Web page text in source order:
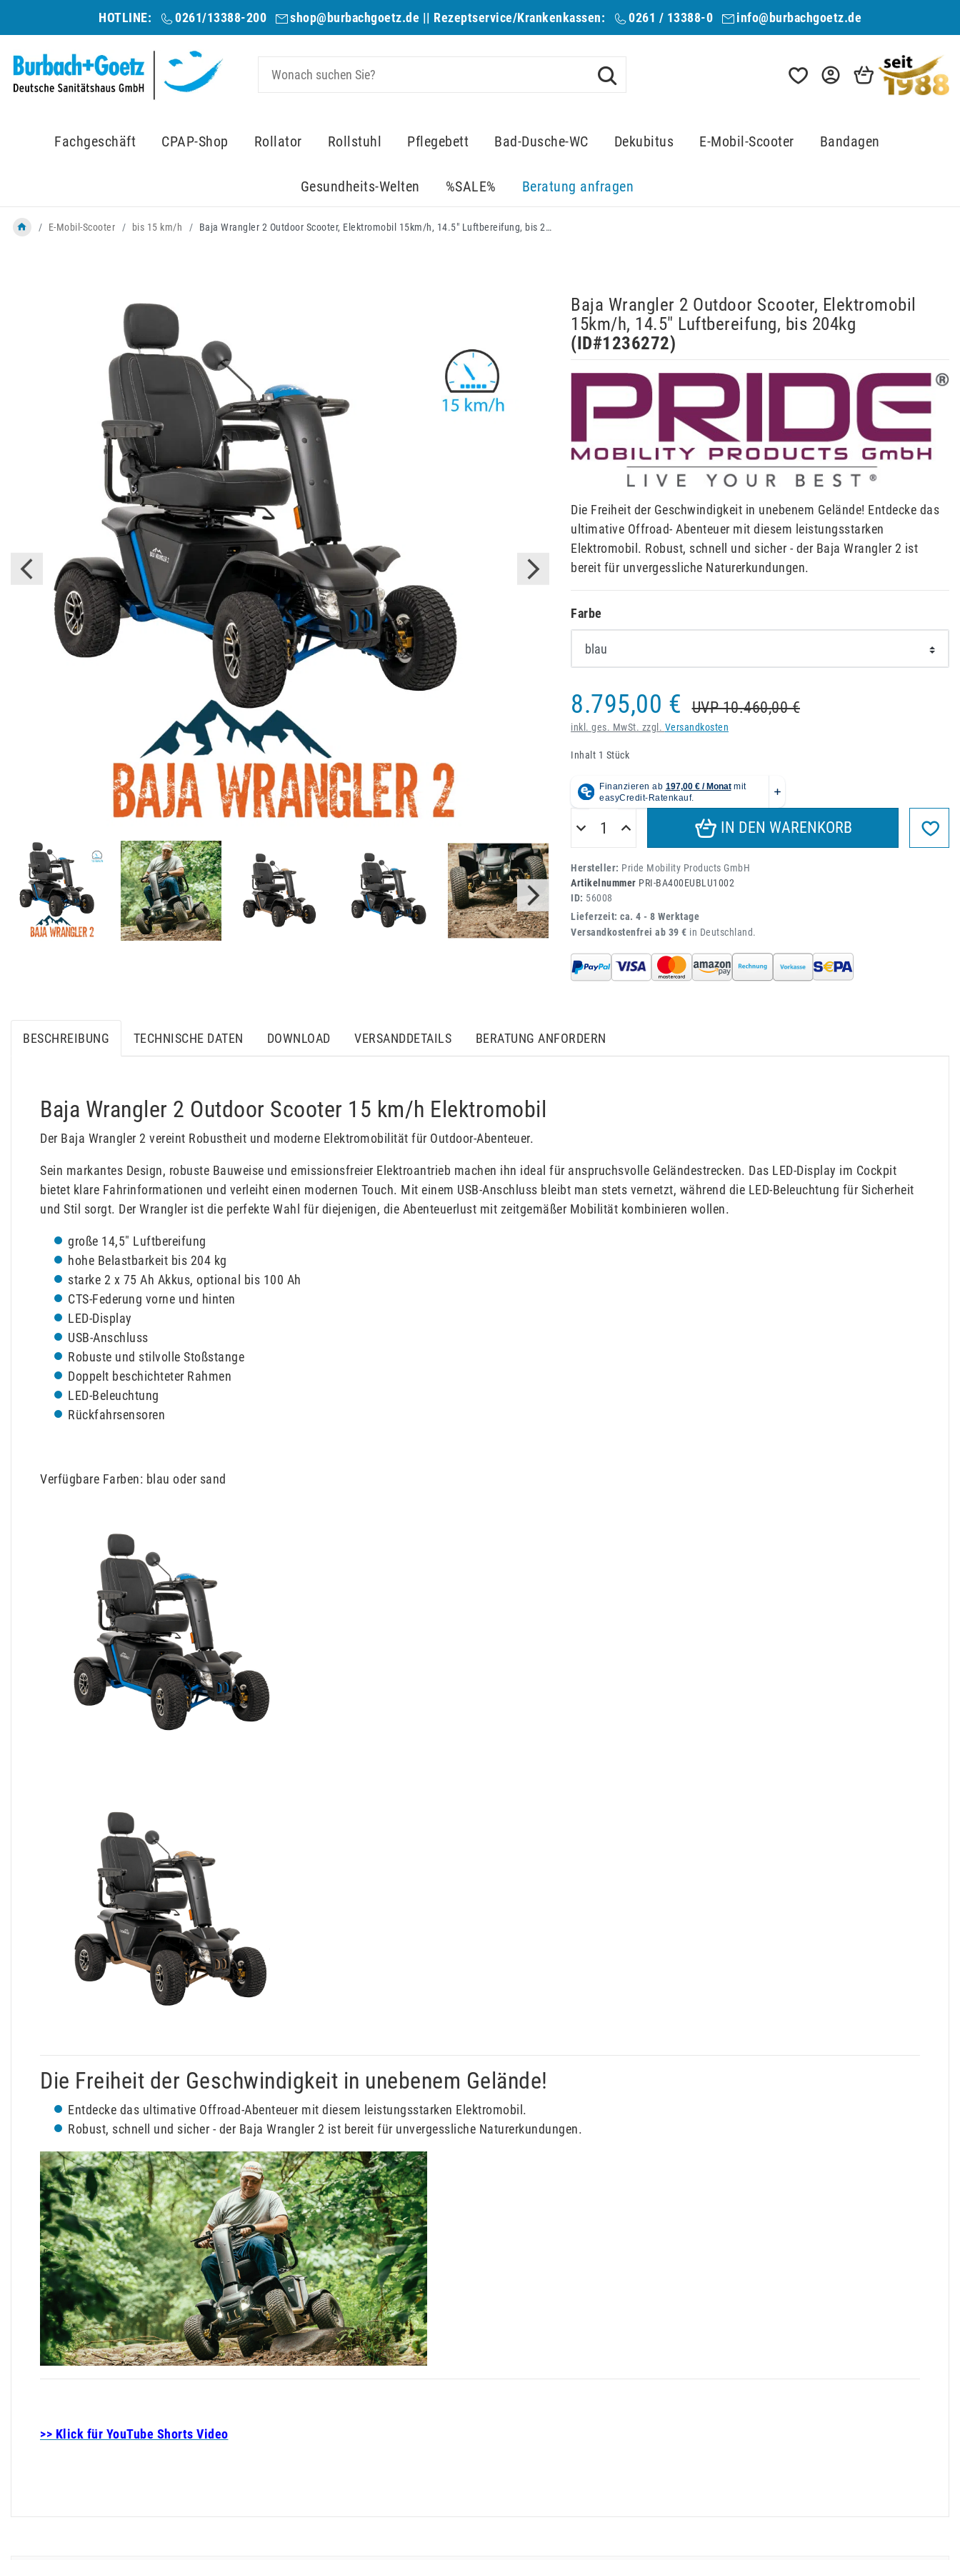
HOTLINE: 0261/13388-200 shop@burbachgoetz.de || Rezeptservice/Krankenkassen: 0261 / 13388-0 info@burbachgoetz.de
Fachgeschäft CPAP-Shop Rollator Rollstuhl Pflegebett Bad-Dusche-WC Dekubitus E-Mobil-Scooter Bandagen
Gesundheits-Welten %SALE% Beratung anfragen
E-Mobil-Scooter bis 15 km/h Baja Wrangler 2 Outdoor Scooter, Elektromobil 15km/h, 14.5" Luftbereifung, bis 204kg
Baja Wrangler 2 Outdoor Scooter, Elektromobil
15km/h, 14.5" Luftbereifung, bis 204kg
(ID#1236272)
Die Freiheit der Geschwindigkeit in unebenem Gelände! Entdecke das
ultimative Offroad- Abenteuer mit diesem leistungsstarken
Elektromobil. Robust, schnell und sicher - der Baja Wrangler 2 ist
bereit für unvergessliche Naturerkundungen.
Farbe
8.795,00 € UVP 10.460,00 €
inkl. ges. MwSt. zzgl. Versandkosten
Inhalt 1 Stück
IN DEN WARENKORB
Hersteller: Pride Mobility Products GmbH
Artikelnummer PRI-BA400EUBLU1002
ID: 56008
Lieferzeit: ca. 4 - 8 Werktage
Versandkostenfrei ab 39 € in Deutschland.
BESCHREIBUNG TECHNISCHE DATEN DOWNLOAD VERSANDDETAILS BERATUNG ANFORDERN
Baja Wrangler 2 Outdoor Scooter 15 km/h Elektromobil
Der Baja Wrangler 2 vereint Robustheit und moderne Elektromobilität für Outdoor-Abenteuer.
Sein markantes Design, robuste Bauweise und emissionsfreier Elektroantrieb machen ihn ideal für anspruchsvolle Geländestrecken. Das LED-Display im Cockpit
bietet klare Fahrinformationen und verleiht einen modernen Touch. Mit einem USB-Anschluss bleibt man stets vernetzt, während die LED-Beleuchtung für Sicherheit
und Stil sorgt. Der Wrangler ist die perfekte Wahl für diejenigen, die Abenteuerlust mit zeitgemäßer Mobilität kombinieren wollen.
große 14,5" Luftbereifung
hohe Belastbarkeit bis 204 kg
starke 2 x 75 Ah Akkus, optional bis 100 Ah
CTS-Federung vorne und hinten
LED-Display
USB-Anschluss
Robuste und stilvolle Stoßstange
Doppelt beschichteter Rahmen
LED-Beleuchtung
Rückfahrsensoren
Verfügbare Farben: blau oder sand
Die Freiheit der Geschwindigkeit in unebenem Gelände!
Entdecke das ultimative Offroad-Abenteuer mit diesem leistungsstarken Elektromobil.
Robust, schnell und sicher - der Baja Wrangler 2 ist bereit für unvergessliche Naturerkundungen.
>> Klick für YouTube Shorts Video